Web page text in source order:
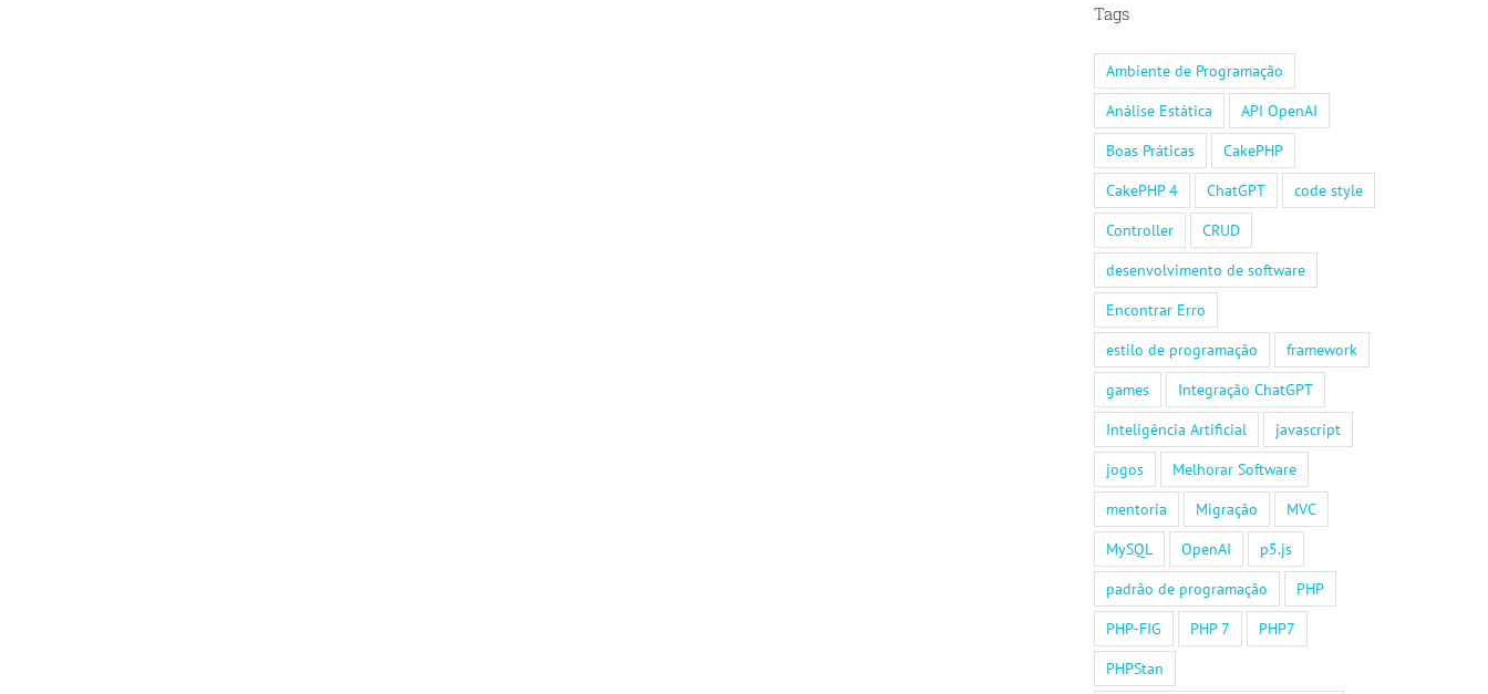
Tags
Ambiente de Programação
Análise Estática
API OpenAI
Boas Práticas
CakePHP
CakePHP 4
ChatGPT
code style
Controller
CRUD
desenvolvimento de software
Encontrar Erro
estilo de programação
framework
games
Integração ChatGPT
Inteligência Artificial
javascript
jogos
Melhorar Software
mentoria
Migração
MVC
MySQL
OpenAI
p5.js
padrão de programação
PHP
PHP-FIG
PHP 7
PHP7
PHPStan